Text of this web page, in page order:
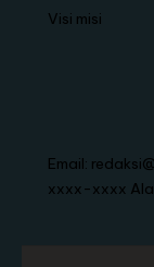
Visi misi
Email:
xxxx-xxxx